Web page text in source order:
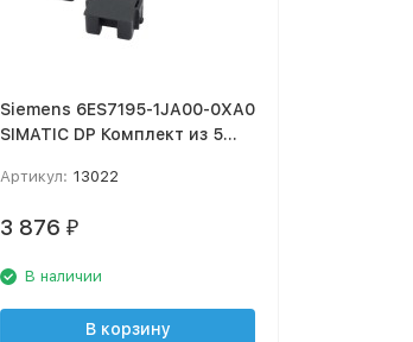
Siemens 6ES7195-1JA00-0XA0
SIMATIC DP Комплект из 5
Артикул: 13022
3 876 ₽
В наличии
В корзину